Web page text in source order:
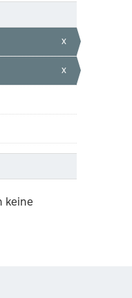
x
x
keine